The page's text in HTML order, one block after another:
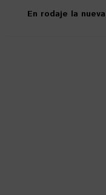
En rodaje la